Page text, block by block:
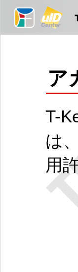
ア
T-
は
用